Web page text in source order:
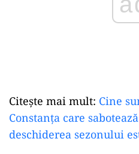
Citește mai mult: Cine
Constanța care
deschiderea sezonului